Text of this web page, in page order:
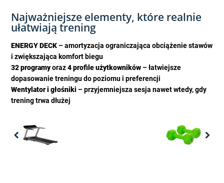
Najważniejsze elementy, które realnie
ułatwiają trening
ENERGY DECK – amortyzacja ograniczająca obciążenie stawów
i zwiększająca komfort biegu
32 programyoraz4 profile użytkowników – łatwiejsze
dopasowanie treningu do poziomu i preferencji
Wentylator i głośniki – przyjemniejsza sesja nawet wtedy, gdy
trening trwa dłużej